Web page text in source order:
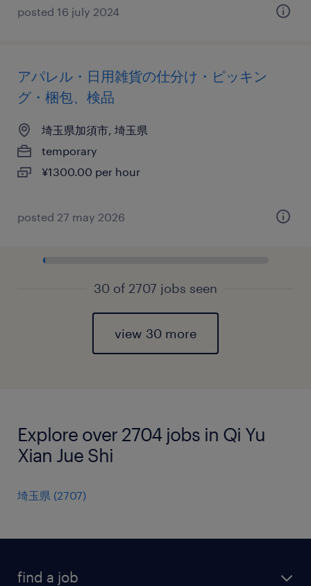
posted 16 july 2024
アパレル・日用雑貨の仕分け・ピッキン
グ・梱包、検品
埼玉県加須市, 埼玉県
temporary
¥1300.00 per hour
posted 27 may 2026
30 of 2707 jobs seen
view 30 more
Explore over 2704 jobs in Qi Yu
Xian Jue Shi
埼玉県 (2707)
find a job